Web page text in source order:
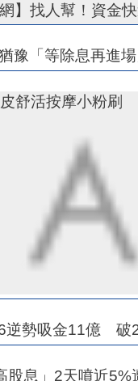
】找人幫！資金
豫「等除息再進
舒活按摩小粉刷
逆勢吸金11億 破
股息」2天噴近